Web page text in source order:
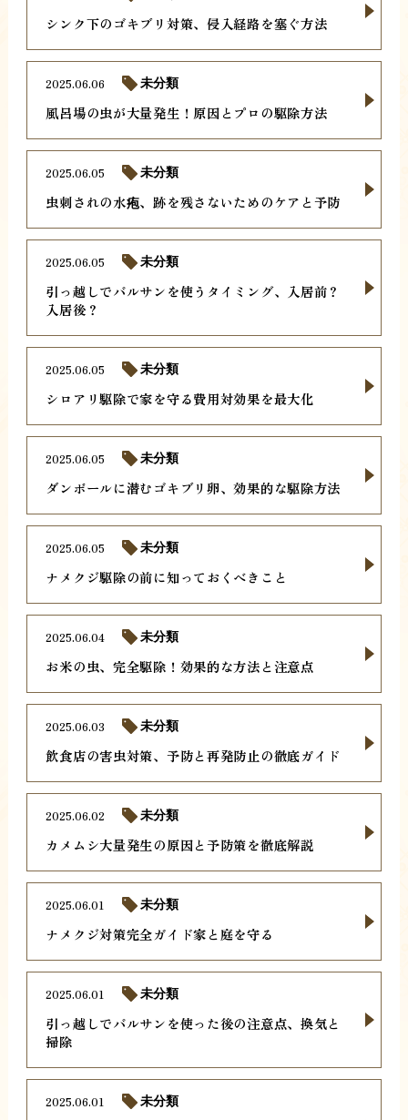
シンク下のゴキブリ対策、侵入経路を塞ぐ方法
風呂場の虫が大量発生！原因とプロの駆除方法
2025.06.06 未分類
虫刺されの水疱、跡を残さないためのケアと予防
2025.06.05 未分類
引っ越しでバルサンを使うタイミング、入居前？
入居後？
2025.06.05 未分類
シロアリ駆除で家を守る費用対効果を最大化
2025.06.05 未分類
ダンボールに潜むゴキブリ卵、効果的な駆除方法
2025.06.05 未分類
ナメクジ駆除の前に知っておくべきこと
2025.06.05 未分類
お米の虫、完全駆除！効果的な方法と注意点
2025.06.04 未分類
飲食店の害虫対策、予防と再発防止の徹底ガイド
2025.06.03 未分類
カメムシ大量発生の原因と予防策を徹底解説
2025.06.02 未分類
ナメクジ対策完全ガイド家と庭を守る
2025.06.01 未分類
引っ越しでバルサンを使った後の注意点、換気と
掃除
2025.06.01 未分類
2025.06.01 未分類